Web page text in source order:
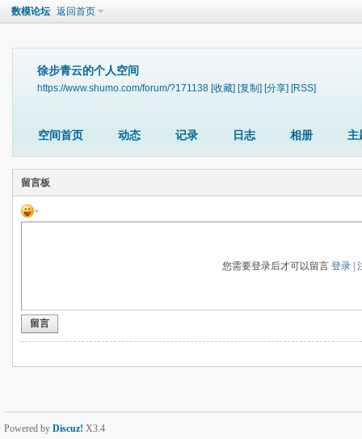
数模论坛 返回首页
徐步青云的个人空间
https://www.shumo.com/forum/?171138 [收藏] [复制] [分享] [RSS]
空间首页 动态 记录 日志 相册 主
留言板
您需要登录后才可以留言登录 |
留言
Powered by Discuz! X3.4